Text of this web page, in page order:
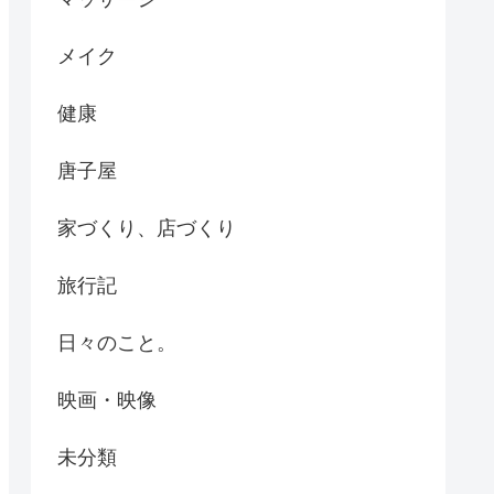
メイク
健康
唐子屋
家づくり、店づくり
旅行記
日々のこと。
映画・映像
未分類